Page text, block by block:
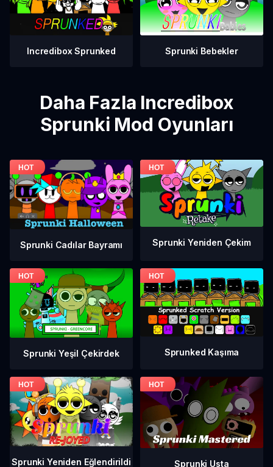
Incredibox Sprunked Sprunki Bebekler
Daha Fazla Incredibox
Sprunki Mod Oyunları
Sprunki Cadılar Bayramı Sprunki Yeniden Çekim
Sprunki Yeşil Çekirdek Sprunked Kaşıma
Sprunki Yeniden Eğlendirildi Sprunki Usta